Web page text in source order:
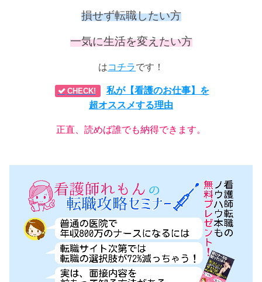
損せず転職したい方
一気に生活を変えたい方
はコチラです！
CHECK!
私が【看護のお仕事】を
超オススメする理由
正直、読めば誰でも納得できます。